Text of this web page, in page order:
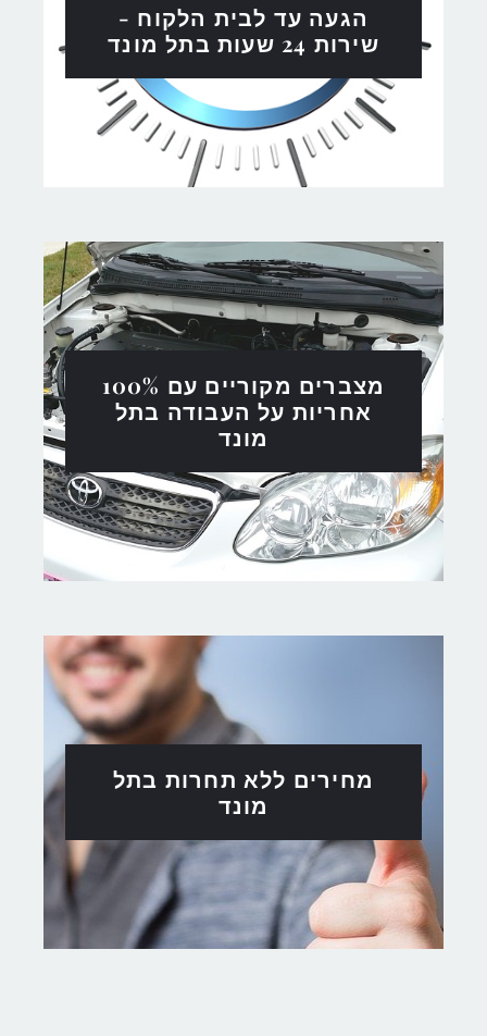
הגעה עד לבית הלקוח -
שירות 24 שעות בתל מונד
מצברים מקוריים עם 100%
אחריות על העבודה בתל
מונד
מחירים ללא תחרות בתל
מונד